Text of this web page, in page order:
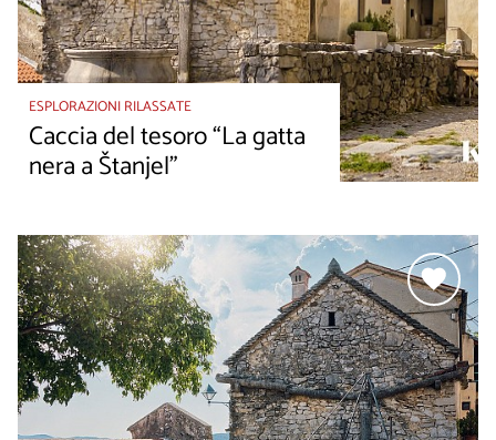
ESPLORAZIONI RILASSATE
Caccia del tesoro “La gatta
nera a Štanjel”